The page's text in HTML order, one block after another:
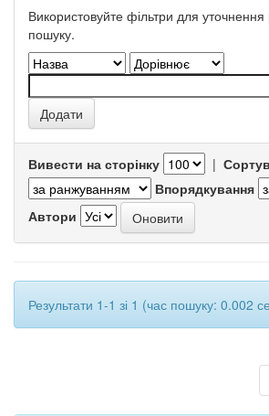
Використовуйте фільтри для уточнення
пошуку.
Вивести на сторінку |
Впорядкування
Автори
Результати 1-1 зі 1 (час пошуку: 0.002